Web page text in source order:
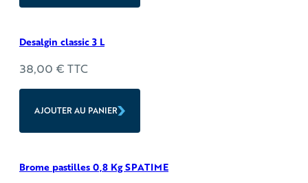
Desalgin classic 3 L
38,00 € TTC
AJOUTER AU PANIER
Brome pastilles 0,8 Kg SPATIME